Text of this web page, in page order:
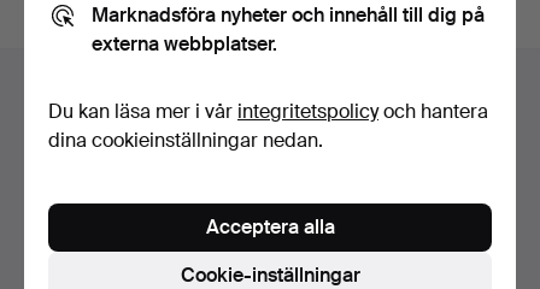
Kontakta support
Sociala medier
Marknadsföra nyheter och innehåll till dig på
externa webbplatser.
Du kan läsa mer i vår integritetspolicyoch hantera
dina cookieinställningar nedan.
Cookie-inställningar
Acceptera alla